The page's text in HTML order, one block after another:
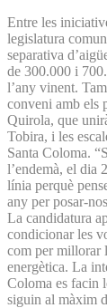
Entre les
legislatura
separativa
de 300.000 i
l’any vinent.
conveni amb els
Quirola, que
Tobira, i les
Santa Coloma.
l’endemà, el dia
línia perquè
any per posar-
La candidatura
condicionar les
com per millorar
energètica. La
Coloma es facin
siguin al màxim